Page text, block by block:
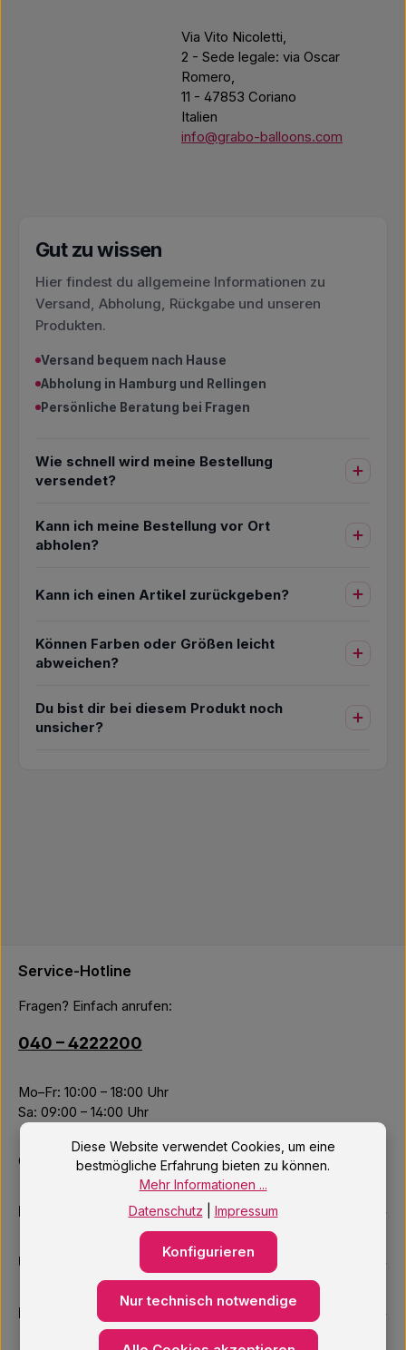
Via Vito Nicoletti,
2 - Sede legale: via Oscar
Romero,
11 - 47853 Coriano
Italien
info@grabo-balloons.com
Gut zu wissen
Hier findest du allgemeine Informationen zu
Versand, Abholung, Rückgabe und unseren
Produkten.
Versand bequem nach Hause
Abholung in Hamburg und Rellingen
Persönliche Beratung bei Fragen
Wie schnell wird meine Bestellung
versendet?
Kann ich meine Bestellung vor Ort
abholen?
Kann ich einen Artikel zurückgeben?
Können Farben oder Größen leicht
abweichen?
Du bist dir bei diesem Produkt noch
unsicher?
Service-Hotline
Fragen? Einfach anrufen:
040 – 4222200
Mo–Fr: 10:00 – 18:00 Uhr
Sa: 09:00 – 14:00 Uhr
Oder über unserKontaktformular .
Informationen
Unsere Services
Newsletter
Diese Website verwendet Cookies, um eine
bestmögliche Erfahrung bieten zu können.
Mehr Informationen ...
Datenschutz
Impressum
Nur technisch notwendige
Konfigurieren